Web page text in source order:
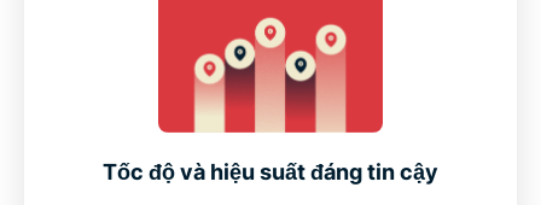
Tốc độ và hiệu suất đáng tin cậy